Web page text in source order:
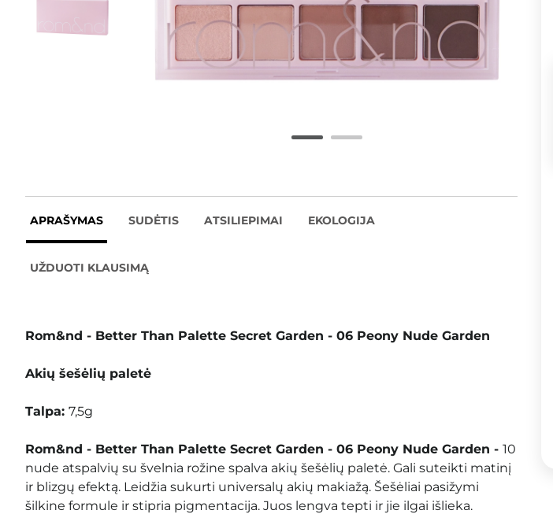
APRAŠYMAS SUDĖTIS ATSILIEPIMAI EKOLOGIJA
UŽDUOTI KLAUSIMĄ
Rom&nd - Better Than Palette Secret Garden - 06 Peony Nude Garden
Akių šešėlių paletė
Talpa: 7,5g
Rom&nd - Better Than Palette Secret Garden - 06 Peony Nude Garden - 10
nude atspalvių su švelnia rožine spalva akių šešėlių paletė. Gali suteikti matinį
ir blizgų efektą. Leidžia sukurti universalų akių makiažą. Šešėliai pasižymi
šilkine formule ir stipria pigmentacija. Juos lengva tepti ir jie ilgai išlieka.